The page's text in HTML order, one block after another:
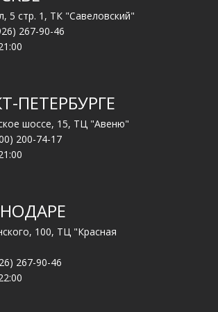
5 стр. 1, ТК "Савеловский"
267-90-46
ПЕТЕРБУРГЕ
шоссе, 15, ТЦ "Авеню"
200-74-17
100, ТЦ "Красная
267-90-46